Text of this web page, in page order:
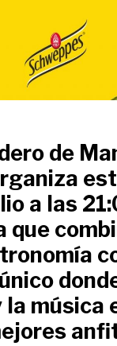
de
a las
que
música